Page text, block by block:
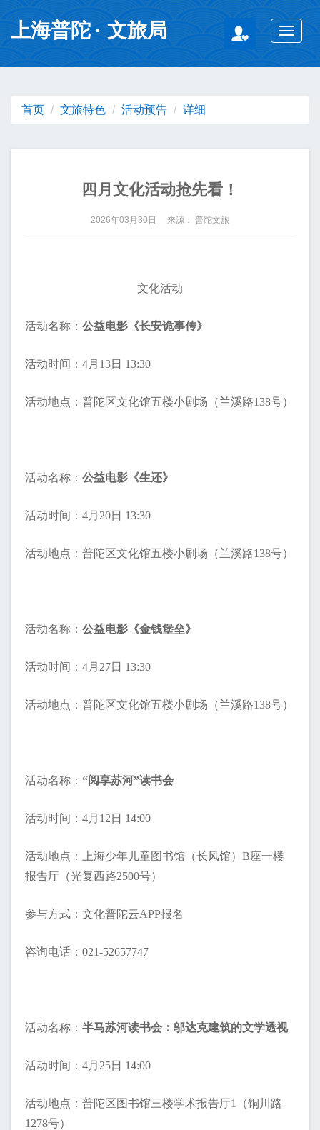
无障碍操作说明 跳转到网站导航区 跳转到主要内容区域
上海普陀· 文旅局
Toggle
首页 文旅特色 活动预告 详细
四月文化活动抢先看！
2026年03月30日 来源： 普陀文旅
文化活动
活动名称： 公益电影 《长安诡事传》
活动时间：4月13日 13:30
活动地点：普陀区文化馆五楼小剧场（兰溪路138号）
活动名称： 公益电影《生还》
活动时间：4月20日 13:30
活动地点：普陀区文化馆五楼小剧场（兰溪路138号）
活动名称： 公益电影《金钱堡垒》
活动时间：4月27日 13:30
活动地点：普陀区文化馆五楼小剧场（兰溪路138号）
活动名称： “阅享苏河”读书会
活动时间：4月12日 14:00
活动地点：上海少年儿童图书馆（长风馆）B座一楼
报告厅（光复西路2500号）
参与方式： 文化普陀云APP报名
咨询电话：021-52657747
活动名称： 半马苏河读书会：邬达克建筑的文学透视
活动时间：4月25日 14:00
活动地点：普陀区图书馆三楼学术报告厅1（铜川路
1278号）